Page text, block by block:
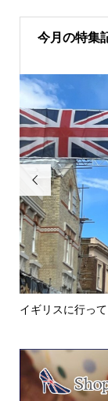
今月の特集

イギリスに行っ